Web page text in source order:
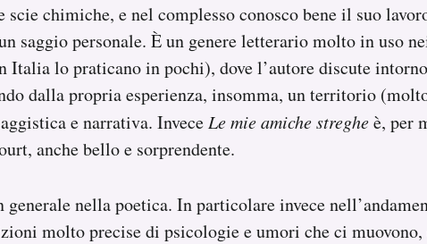
chimiche, e nel complesso conosco bene il suo
saggio personale. È un genere letterario molto in uso
Italia lo praticano in pochi), dove l’autore discute
dalla propria esperienza, insomma, un territorio
e narrativa. Invece Le mie amiche stregheè, per
anche bello e sorprendente.
generale nella poetica. In particolare invece
molto precise di psicologie e umori che ci